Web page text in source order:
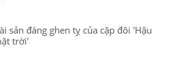
sản đáng ghen tỵ của cặp đôi 'Hậu
trời'